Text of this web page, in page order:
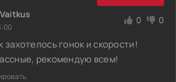
0 0
гонок и скорости!
рекомендую всем!